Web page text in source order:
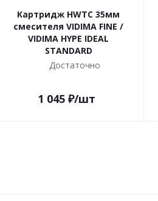
Картридж HWTC 35мм
смесителя VIDIMA FINE /
VIDIMA HYPE IDEAL
STANDARD
Достаточно
1 045₽/шт